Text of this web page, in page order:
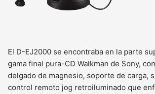
El D-EJ2000 se encontraba en la parte
gama final pura-CD Walkman de Sony,
delgado de magnesio, soporte de carga,
control remoto jog retroiluminado que